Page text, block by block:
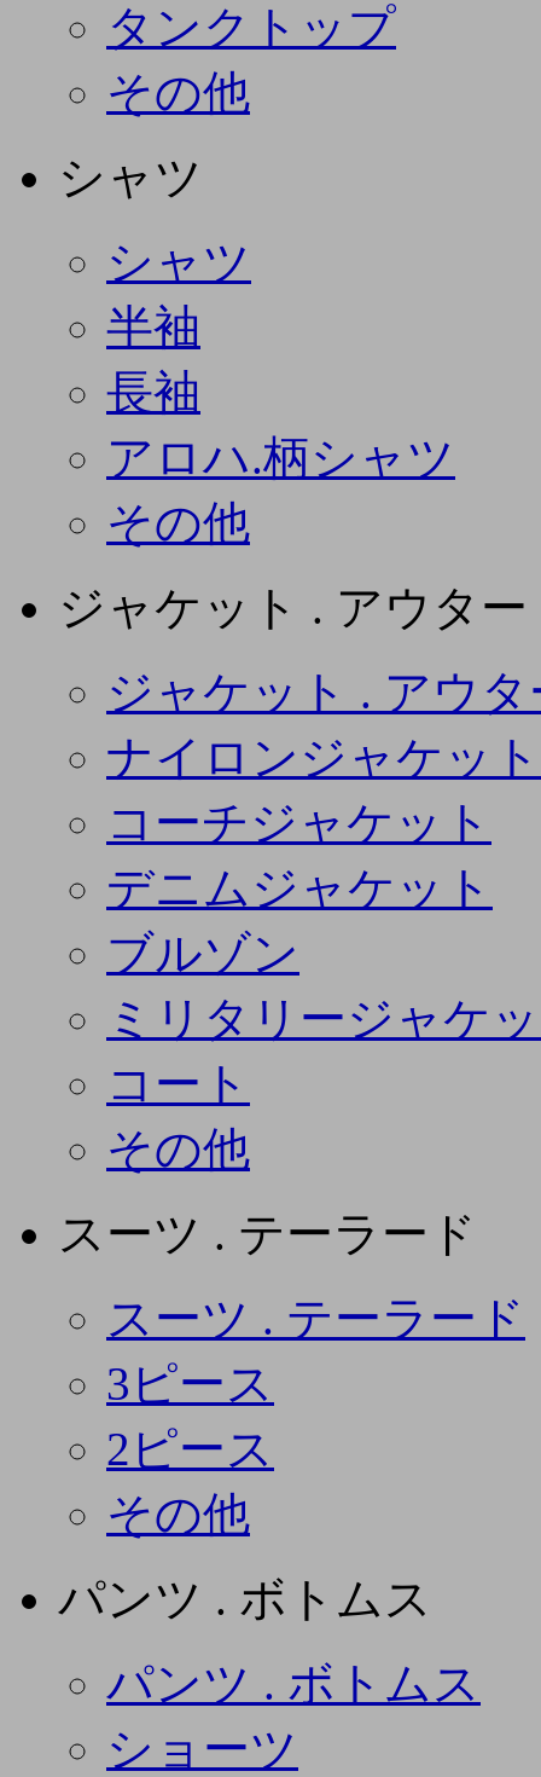
タンクトップ
その他
シャツ
シャツ
半袖
長袖
アロハ.柄シャツ
その他
ジャケット . アウター
ジャケット . アウタ
ナイロンジャケット
コーチジャケット
デニムジャケット
ブルゾン
ミリタリージャケ
コート
その他
スーツ . テーラード
スーツ . テーラード
3ピース
2ピース
その他
パンツ . ボトムス
パンツ . ボトムス
ショーツ